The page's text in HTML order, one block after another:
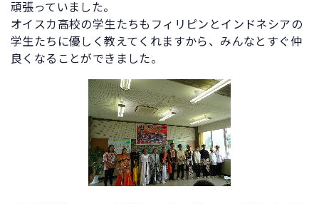
頑張っていました。
オイスカ高校の学生たちもフィリピンとインドネシアの
学生たちに優しく教えてくれますから、みんなとすぐ仲
良くなることができました。